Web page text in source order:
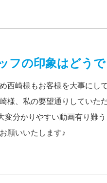
フの印象はどう
西崎様もお客様を大事にし
様、私の要望通りしていた
変分かりやすい動画有り難う
願いいたします♪